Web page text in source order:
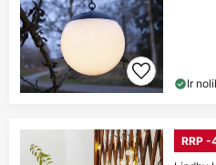
Ir
RRP -